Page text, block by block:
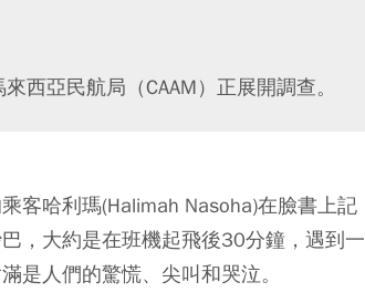
西亞民航局（CAAM）正展開調查。
客哈利瑪(Halimah Nasoha)在臉書上記
，大約是在班機起飛後30分鐘，遇到一
是人們的驚慌、尖叫和哭泣。